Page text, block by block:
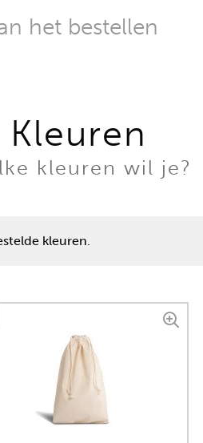
het bestellen
Kleuren
kleuren wil je?
kleuren.